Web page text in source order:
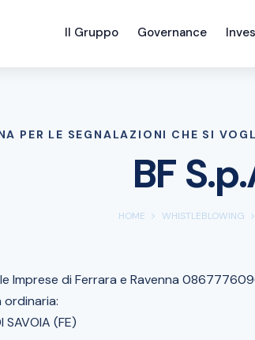
Il Gruppo Governance
PER LE SEGNALAZIONI CHE SI
BF
HOME WHISTLEBLOWING
Imprese di Ferrara e Ravenna
ordinaria:
(FE)